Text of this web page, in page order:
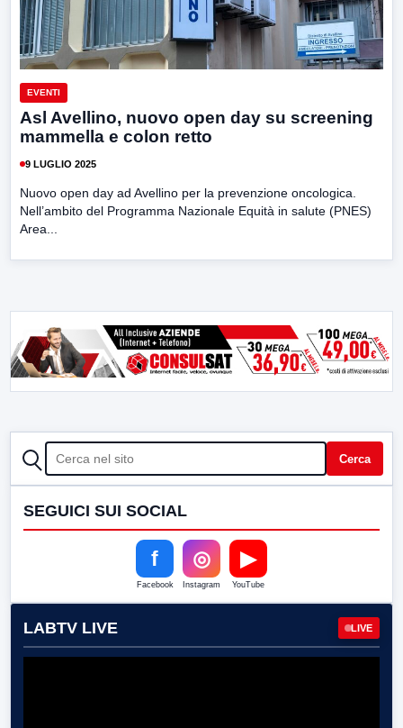
EVENTI
Asl Avellino, nuovo open day su screening
mammella e colon retto
9 LUGLIO 2025
Nuovo open day ad Avellino per la prevenzione oncologica.
Nell’ambito del Programma Nazionale Equità in salute (PNES)
Area...
CERCA Cerca
SEGUICI SUI SOCIAL
f
Facebook
◎
Instagram
▶
YouTube
LABTV LIVE LIVE